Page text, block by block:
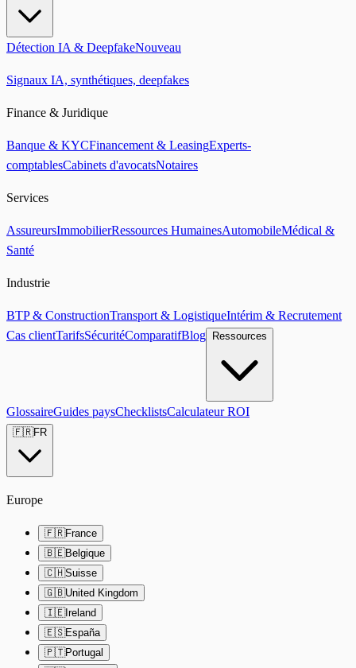
Détection IA & DeepfakeNouveau
Signaux IA, synthétiques, deepfakes
Finance & Juridique
Banque & KYCFinancement & LeasingExperts-
comptablesCabinets d'avocatsNotaires
Services
AssureursImmobilierRessources HumainesAutomobileMédical &
Santé
Industrie
BTP & ConstructionTransport & LogistiqueIntérim & Recrutement
Cas clientTarifsSécuritéComparatifBlog Ressources
GlossaireGuides paysChecklistsCalculateur ROI
🇫🇷FR
Europe
🇫🇷France
🇧🇪Belgique
🇨🇭Suisse
🇬🇧United Kingdom
🇮🇪Ireland
🇪🇸España
🇵🇹Portugal